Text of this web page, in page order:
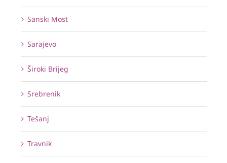
Sanski Most
Sarajevo
Široki Brijeg
Srebrenik
Tešanj
Travnik